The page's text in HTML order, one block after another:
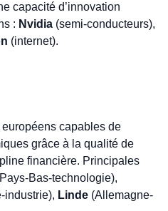
capacité d’innovation
: Nvidia (semi-conducteurs),
(internet).
capables de
grâce à la qualité de
financière. Principales
Bas-technologie),
industrie), Linde (Allemagne-